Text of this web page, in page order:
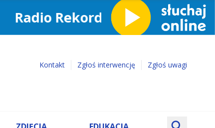
Kontakt Zgłoś interwencję Zgłoś uwagi